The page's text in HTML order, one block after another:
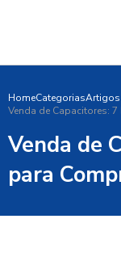
HomeCategoriasArtigos
Venda de Capacitores:
Venda de
para